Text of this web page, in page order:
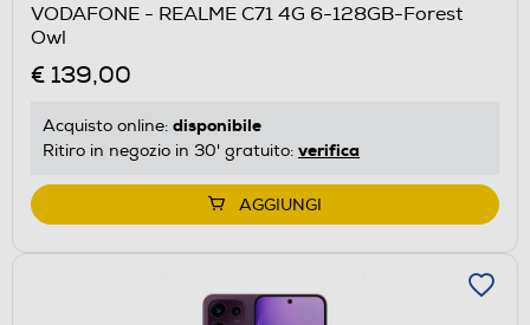
VODAFONE - REALME C71 4G 6-128GB-Forest
Owl
€ 139,00
Acquisto online: disponibile
Ritiro in negozio in 30' gratuito: verifica
AGGIUNGI